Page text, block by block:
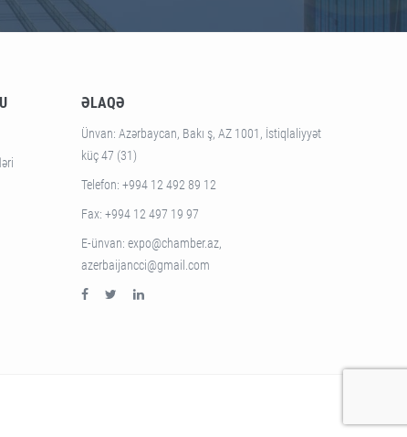
ƏLAQƏ
Ünvan: Azərbaycan, Bakı ş, AZ 1001, İstiqlaliyyət
küç 47 (31)
Telefon: +994 12 492 89 12
Fax: +994 12 497 19 97
E-ünvan: expo@chamber.az,
azerbaijancci@gmail.com